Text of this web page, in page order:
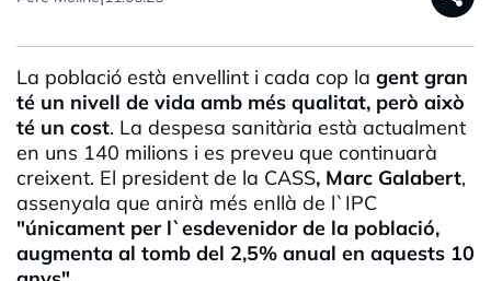
La població està envellint i cada cop la gent gran
té un nivell de vida amb més qualitat, però això
té un cost. La despesa sanitària està actualment
en uns 140 milions i es preveu que continuarà
creixent. El president de la CASS, Marc Galabert,
assenyala que anirà més enllà de l`IPC
"únicament per l`esdevenidor de la població,
augmenta al tomb del 2,5% anual en aquests 10